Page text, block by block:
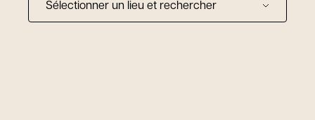
Sélectionner un lieu et rechercher